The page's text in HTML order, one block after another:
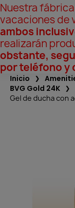
Nuestra
vacaciones de
ambos
realizarán
obstante,
por teléfono y
Inicio
BVG Gold 24K
Gel de ducha con